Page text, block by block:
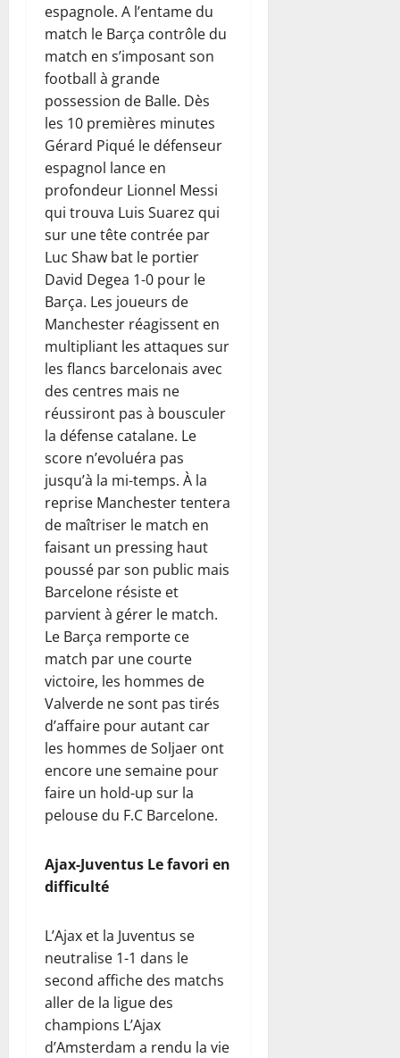
espagnole. A l’entame du
match le Barça contrôle du
match en s’imposant son
football à grande
possession de Balle. Dès
les 10 premières minutes
Gérard Piqué le défenseur
espagnol lance en
profondeur Lionnel Messi
qui trouva Luis Suarez qui
sur une tête contrée par
Luc Shaw bat le portier
David Degea 1-0 pour le
Barça. Les joueurs de
Manchester réagissent en
multipliant les attaques sur
les flancs barcelonais avec
des centres mais ne
réussiront pas à bousculer
la défense catalane. Le
score n’evoluéra pas
jusqu’à la mi-temps. À la
reprise Manchester tentera
de maîtriser le match en
faisant un pressing haut
poussé par son public mais
Barcelone résiste et
parvient à gérer le match.
Le Barça remporte ce
match par une courte
victoire, les hommes de
Valverde ne sont pas tirés
d’affaire pour autant car
les hommes de Soljaer ont
encore une semaine pour
faire un hold-up sur la
pelouse du F.C Barcelone.
Ajax-Juventus Le favori en
difficulté
L’Ajax et la Juventus se
neutralise 1-1 dans le
second affiche des matchs
aller de la ligue des
champions L’Ajax
d’Amsterdam a rendu la vie